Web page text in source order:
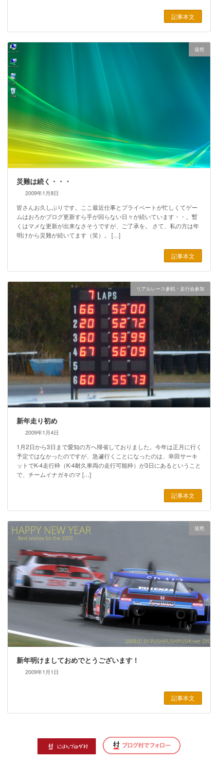
記事本文
徒然
災難は続く・・・
2009年1月8日
皆さんお久しぶりです。ここ最近仕事とプライベートが忙しくてゲー
ムはおろかブログ更新すら手が回らない日々が続いています・・。暫
くはマメな更新が出来なさそうですが、ご了承を。 さて、私の方は年
明けから災難が続いてます（笑）。 […]
記事本文
リアルレース参戦・走行会参加
新年走り初め
2009年1月4日
1月2日から3日まで愛知の方へ帰省しておりました。今年は正月に行く
予定ではなかったのですが、急遽行くことになったのは、幸田サーキ
ットでK-4走行枠（K-4耐久車両の走行可能枠）が3日にあるということ
で、チームイナガキのマ […]
記事本文
徒然
新年明けましておめでとうございます！
2009年1月1日
記事本文